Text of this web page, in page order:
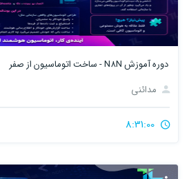
دوره آموزش N8N - ساخت اتوماسیون از صفر
مدائنی